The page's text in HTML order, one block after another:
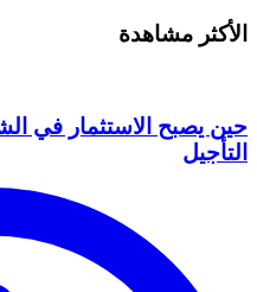
الأكثر مشاهدة
حين يصبح الاستثمار في
التأجيل